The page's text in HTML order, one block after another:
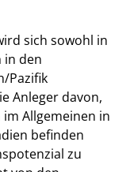
sich sowohl in
in den
Pazifik
Anleger davon,
Allgemeinen in
befinden
zu